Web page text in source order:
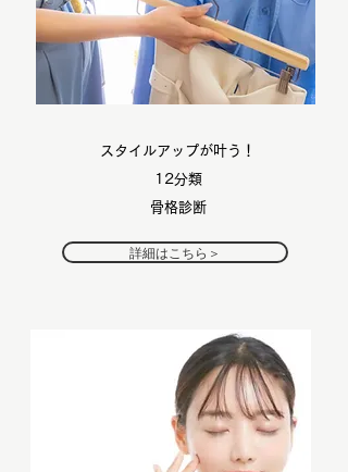
スタイルアップが叶う！
​12分類
骨格診断
詳細はこちら＞